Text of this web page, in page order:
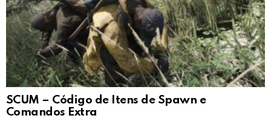
SCUM – Código de Itens de Spawn e
Comandos Extra